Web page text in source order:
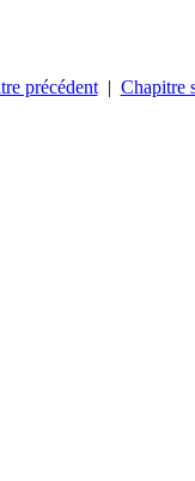
précédent| Chapitre